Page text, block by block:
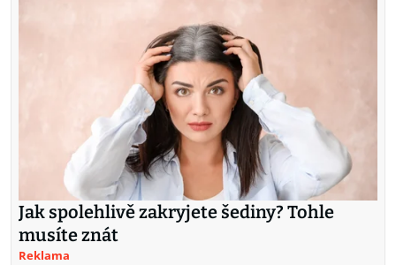
Jak spolehlivě zakryjete šediny? Tohle
musíte znát
Reklama